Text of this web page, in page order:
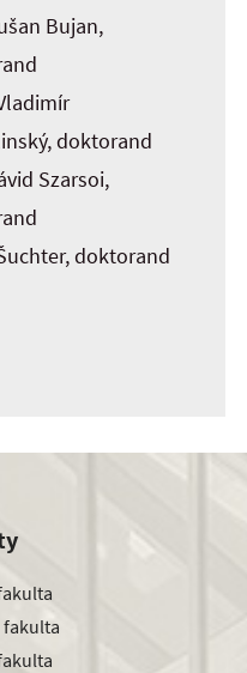
Bujan,
doktorand
Szarsoi,
doktorand
fakulta